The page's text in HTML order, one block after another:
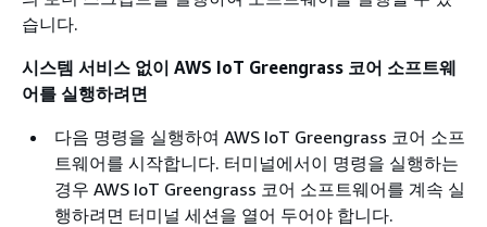
습니다.
시스템 서비스 없이 AWS IoT Greengrass 코어 소프트웨
어를 실행하려면
다음 명령을 실행하여 AWS IoT Greengrass 코어 소프
트웨어를 시작합니다. 터미널에서이 명령을 실행하는
경우 AWS IoT Greengrass 코어 소프트웨어를 계속 실
행하려면 터미널 세션을 열어 두어야 합니다.